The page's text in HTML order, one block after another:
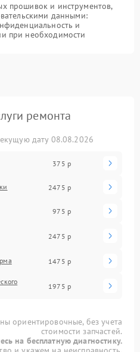
прошивок и инструментов,
данными:
и
при необходимости
ремонта
дату 08.08.2026
375 р
2475 р
975 р
2475 р
1475 р
1975 р
ориентировочные, без учета
стоимости запчастей.
на бесплатную диагностику.